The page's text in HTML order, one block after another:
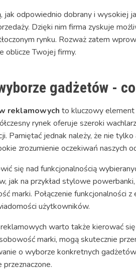
jak odpowiednio dobrany i
Dzięki nim firma zyskuje
rynku. Rozważ zatem
oblicze Twojej firmy.
gadżetów -
reklamowych to kluczowy element
rynek oferuje szeroki
Pamiętać jednak należy, że nie
zrozumienie oczekiwań naszych
się nad funkcjonalnością
jak na przykład stylowe
marki. Połączenie funkcjonalności
użytkowników.
warto także kierować
marki, mogą skutecznie
o wyborze konkretnych